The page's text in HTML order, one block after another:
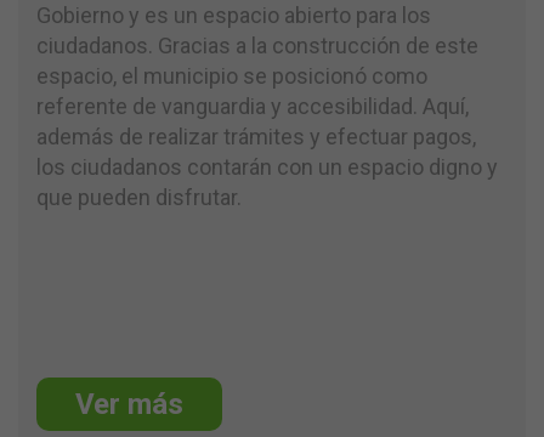
Gobierno y es un espacio abierto para los
ciudadanos. Gracias a la construcción de este
espacio, el municipio se posicionó como
referente de vanguardia y accesibilidad. Aquí,
además de realizar trámites y efectuar pagos,
los ciudadanos contarán con un espacio digno y
que pueden disfrutar.
Ver más